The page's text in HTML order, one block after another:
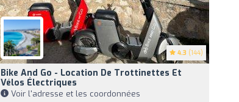
4.3 (144)
Bike And Go - Location De Trottinettes Et
Vélos Électriques
Voir l'adresse et les coordonnées